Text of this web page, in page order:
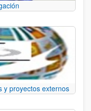
y proyectos externos